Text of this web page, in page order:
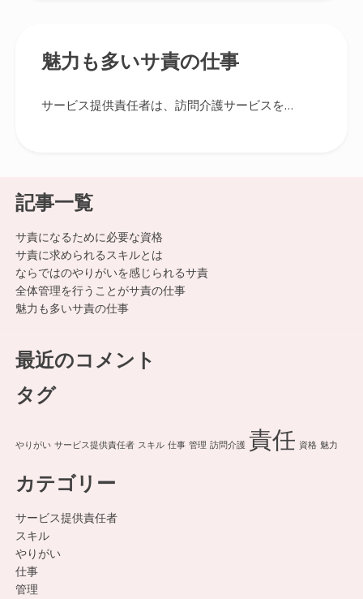
魅力も多いサ責の仕事
サービス提供責任者は、訪問介護サービスを…
記事一覧
サ責になるために必要な資格
サ責に求められるスキルとは
ならではのやりがいを感じられるサ責
全体管理を行うことがサ責の仕事
魅力も多いサ責の仕事
最近のコメント
タグ
やりがい サービス提供責任者 スキル 仕事 管理 訪問介護 責任 資格 魅力
カテゴリー
サービス提供責任者
スキル
やりがい
仕事
管理